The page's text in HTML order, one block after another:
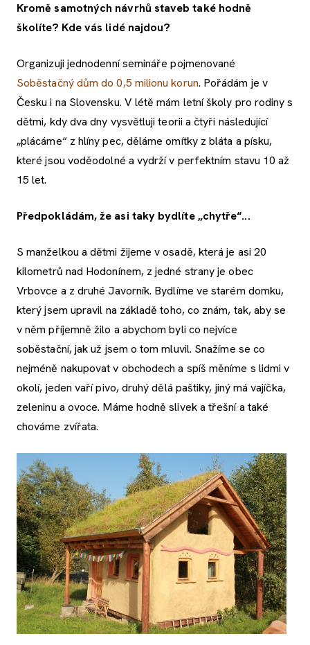
Kromě samotných návrhů staveb také hodně
školíte? Kde vás lidé najdou?
Organizuji jednodenní semináře pojmenované
Soběstačný dům do 0,5 milionu korun. Pořádám je v
Česku i na Slovensku. V létě mám letní školy pro rodiny s
dětmi, kdy dva dny vysvětluji teorii a čtyři následující
„plácáme“ z hlíny pec, děláme omítky z bláta a písku,
které jsou voděodolné a vydrží v perfektním stavu 10 až
15 let.
Předpokládám, že asi taky bydlíte „chytře“...
S manželkou a dětmi žijeme v osadě, která je asi 20
kilometrů nad Hodonínem, z jedné strany je obec
Vrbovce a z druhé Javorník. Bydlíme ve starém domku,
který jsem upravil na základě toho, co znám, tak, aby se
v něm příjemně žilo a abychom byli co nejvíce
soběstační, jak už jsem o tom mluvil. Snažíme se co
nejméně nakupovat v obchodech a spíš měníme s lidmi v
okolí, jeden vaří pivo, druhý dělá paštiky, jiný má vajíčka,
zeleninu a ovoce. Máme hodně slivek a třešní a také
chováme zvířata.